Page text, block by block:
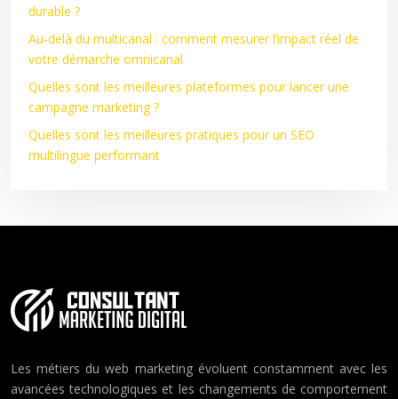
durable ?
Au-delà du multicanal : comment mesurer l’impact réel de
votre démarche omnicanal
Quelles sont les meilleures plateformes pour lancer une
campagne marketing ?
Quelles sont les meilleures pratiques pour un SEO
multilingue performant
Les métiers du web marketing évoluent constamment avec les
avancées technologiques et les changements de comportement